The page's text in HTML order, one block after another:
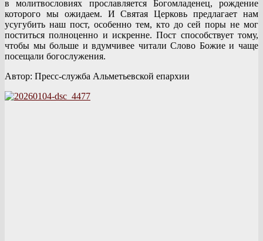
в молитвословиях прославляется Богомладенец, рождение
которого мы ожидаем. И Святая Церковь предлагает нам
усугубить наш пост, особенно тем, кто до сей поры не мог
поститься полноценно и искренне. Пост способствует тому,
чтобы мы больше и вдумчивее читали Слово Божие и чаще
посещали богослужения.
Автор: Пресс-служба Альметьевской епархии